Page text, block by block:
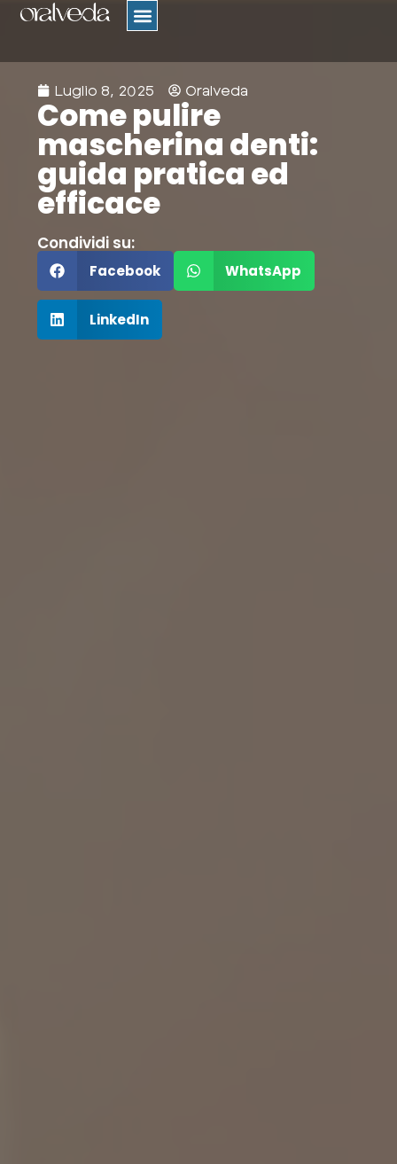
Luglio 8, 2025 Oralveda
Come pulire
mascherina denti:
guida pratica ed
efficace
Condividi su:
Facebook WhatsApp
LinkedIn